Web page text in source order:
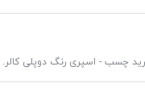
چسب - اسپری رنگ دوپلی کالر.